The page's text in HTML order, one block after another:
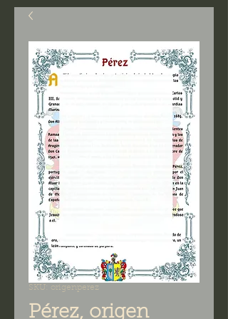
SKU: origenperez
Pérez, origen